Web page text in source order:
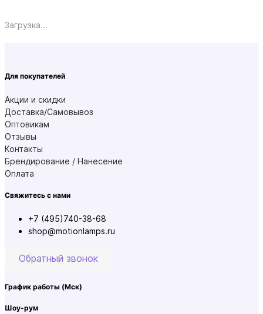
Загрузка...
Для покупателей
Акции и скидки
Доставка/Самовывоз
Оптовикам
Отзывы
Контакты
Брендирование / Нанесение
Оплата
Свяжитесь с нами
+7 (495)740-38-68
shop@motionlamps.ru
Обратный звонок
График работы (Мск)
Шоу-рум